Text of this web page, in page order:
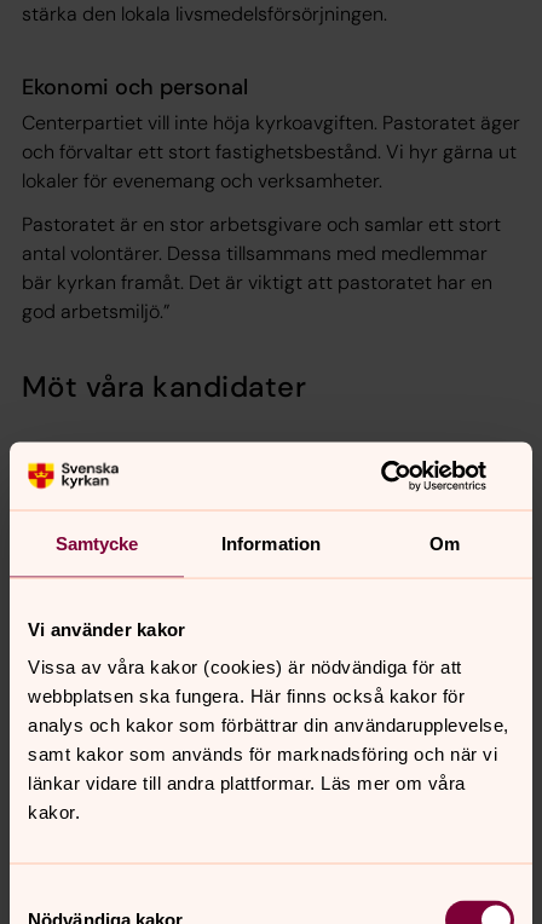
Samtycke Information Om
Vi använder kakor
Vissa av våra kakor (cookies) är nödvändiga för att
webbplatsen ska fungera. Här finns också kakor för
analys och kakor som förbättrar din användarupplevelse,
samt kakor som används för marknadsföring och när vi
länkar vidare till andra plattformar. Läs mer om våra
kakor.
Nödvändiga kakor
stärka den lokala livsmedelsförsörjningen.
Ekonomi och personal
Centerpartiet vill inte höja kyrkoavgiften. Pastoratet äger
och förvaltar ett stort fastighetsbestånd. Vi hyr gärna ut
lokaler för evenemang och verksamheter.
Pastoratet är en stor arbetsgivare och samlar ett stort
antal volontärer. Dessa tillsammans med medlemmar
bär kyrkan framåt. Det är viktigt att pastoratet har en
god arbetsmiljö.”
Möt våra kandidater
Maj-Britt Tönners, Anna Mickelsson, Monica Ingerhed,
Helena Emanuelsson Brink, Anna-Karin Zachrisson, Laila
Toresson, Anna-Karin Astner och Björn Brink.